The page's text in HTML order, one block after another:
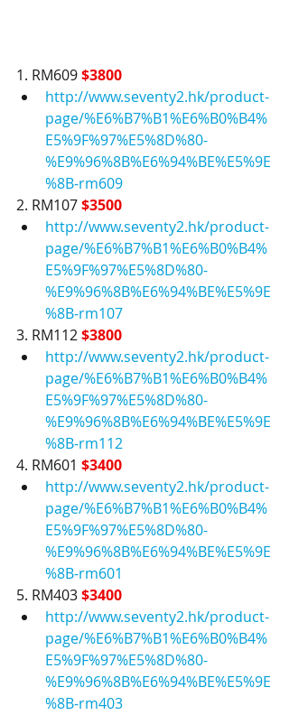
1. RM609 $3800
http://www.seventy2.hk/product-
page/%E6%B7%B1%E6%B0%B4%
E5%9F%97%E5%8D%80-
%E9%96%8B%E6%94%BE%E5%9E
%8B-rm609
2. RM107 $3500
http://www.seventy2.hk/product-
page/%E6%B7%B1%E6%B0%B4%
E5%9F%97%E5%8D%80-
%E9%96%8B%E6%94%BE%E5%9E
%8B-rm107
3. RM112 $3800
http://www.seventy2.hk/product-
page/%E6%B7%B1%E6%B0%B4%
E5%9F%97%E5%8D%80-
%E9%96%8B%E6%94%BE%E5%9E
%8B-rm112
4. RM601 $3400
http://www.seventy2.hk/product-
page/%E6%B7%B1%E6%B0%B4%
E5%9F%97%E5%8D%80-
%E9%96%8B%E6%94%BE%E5%9E
%8B-rm601
5. RM403 $3400
http://www.seventy2.hk/product-
page/%E6%B7%B1%E6%B0%B4%
E5%9F%97%E5%8D%80-
%E9%96%8B%E6%94%BE%E5%9E
%8B-rm403